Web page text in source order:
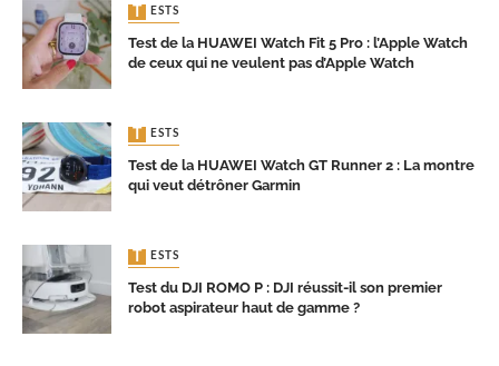
TESTS
Test de la HUAWEI Watch Fit 5 Pro : l’Apple Watch
de ceux qui ne veulent pas d’Apple Watch
TESTS
Test de la HUAWEI Watch GT Runner 2 : La montre
qui veut détrôner Garmin
TESTS
Test du DJI ROMO P : DJI réussit-il son premier
robot aspirateur haut de gamme ?